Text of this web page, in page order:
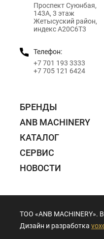
Проспект Суюнбая,
143А, 3 этаж
Жетысуский район,
индекс A20C6T3
Телефон:
+7 701 193 3333
+7 705 121 6424
БРЕНДЫ
ANB MACHINERY
КАТАЛОГ
СЕРВИС
НОВОСТИ
ТОО «ANB
Дизайн и разработка